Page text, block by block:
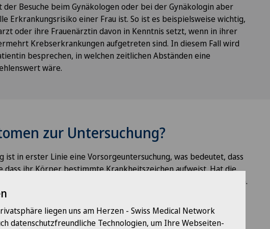
Besuche beim Gynäkologen oder bei der Gynäkologin aber
Erkrankungsrisiko einer Frau ist. So ist es beispielsweise wichtig,
oder ihre Frauenärztin davon in Kenntnis setzt, wenn in ihrer
Krebserkrankungen aufgetreten sind. In diesem Fall wird
besprechen, in welchen zeitlichen Abständen eine
wäre.
zur Untersuchung?
ist in erster Linie eine Vorsorgeuntersuchung, was bedeutet, dass
dass ihr Körper bestimmte Krankheitszeichen aufweist. Hat die
sie ebenfalls einen Termin bei ihrem Frauenarzt vereinbaren.
für eine gynäkologische Untersuchung sind, zählen unter
liegen uns am Herzen - Swiss Medical Network
datenschutzfreundliche Technologien, um Ihre Webseiten-